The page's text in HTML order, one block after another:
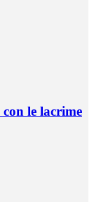
le lacrime